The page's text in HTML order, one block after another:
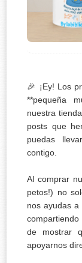
🎉 ¡Ey! Los
**pequeña
nuestra
posts que
puedas
contigo.
Al comprar
petos!) no
nos ayudas a
compartiendo
de mostrar
apoyarnos